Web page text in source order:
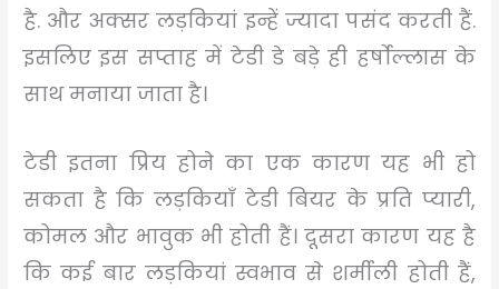
है. और अक्सर लड़कियां इन्हें ज्यादा पसंद करती हैं.
इसलिए इस सप्ताह में टेडी डे बड़े ही हर्षोल्लास के
साथ मनाया जाता है।
टेडी इतना प्रिय होने का एक कारण यह भी हो
सकता है कि लड़कियाँ टेडी बियर के प्रति प्यारी,
कोमल और भावुक भी होती हैं। दूसरा कारण यह है
कि कई बार लड़कियां स्वभाव से शर्मीली होती हैं,